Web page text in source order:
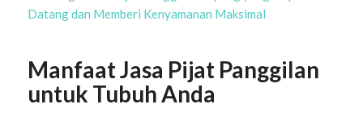
Datang dan Memberi Kenyamanan Maksimal
Manfaat Jasa Pijat Panggilan
untuk Tubuh Anda